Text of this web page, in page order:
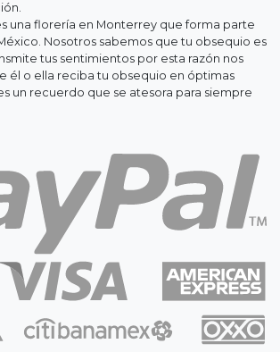
una florería en Monterrey que forma parte
Nosotros sabemos que tu obsequio es
tus sentimientos por esta razón nos
él o ella reciba tu obsequio en óptimas
un recuerdo que se atesora para siempre